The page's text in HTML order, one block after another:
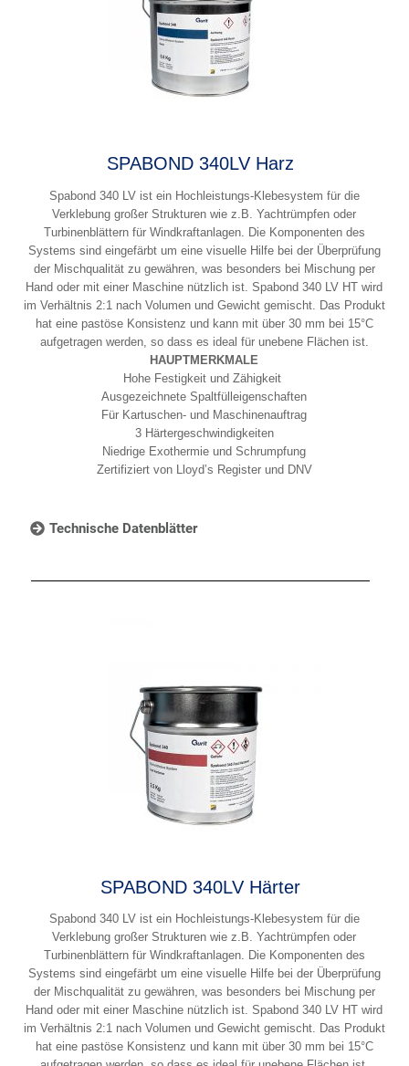
SPABOND 340LV Harz
Spabond 340 LV ist ein Hochleistungs-Klebesystem für die
Verklebung großer Strukturen wie z.B. Yachtrümpfen oder
Turbinenblättern für Windkraftanlagen. Die Komponenten des
Systems sind eingefärbt um eine visuelle Hilfe bei der Überprüfung
der Mischqualität zu gewähren, was besonders bei Mischung per
Hand oder mit einer Maschine nützlich ist. Spabond 340 LV HT wird
im Verhältnis 2:1 nach Volumen und Gewicht gemischt. Das Produkt
hat eine pastöse Konsistenz und kann mit über 30 mm bei 15°C
aufgetragen werden, so dass es ideal für unebene Flächen ist.
HAUPTMERKMALE
Hohe Festigkeit und Zähigkeit
Ausgezeichnete Spaltfülleigenschaften
Für Kartuschen- und Maschinenauftrag
3 Härtergeschwindigkeiten
Niedrige Exothermie und Schrumpfung
Zertifiziert von Lloyd’s Register und DNV
Technische Datenblätter
SPABOND 340LV Härter
Spabond 340 LV ist ein Hochleistungs-Klebesystem für die
Verklebung großer Strukturen wie z.B. Yachtrümpfen oder
Turbinenblättern für Windkraftanlagen. Die Komponenten des
Systems sind eingefärbt um eine visuelle Hilfe bei der Überprüfung
der Mischqualität zu gewähren, was besonders bei Mischung per
Hand oder mit einer Maschine nützlich ist. Spabond 340 LV HT wird
im Verhältnis 2:1 nach Volumen und Gewicht gemischt. Das Produkt
hat eine pastöse Konsistenz und kann mit über 30 mm bei 15°C